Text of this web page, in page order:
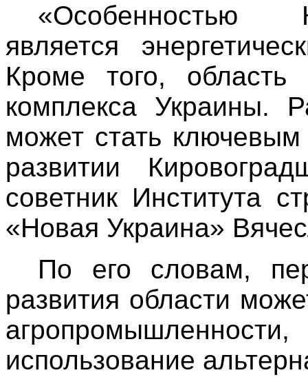
«Особенностью
является
Кроме того, область
комплекса Украины.
может стать
развитии
советник Института
«Новая Украина»
По его словам,
развития области
использование